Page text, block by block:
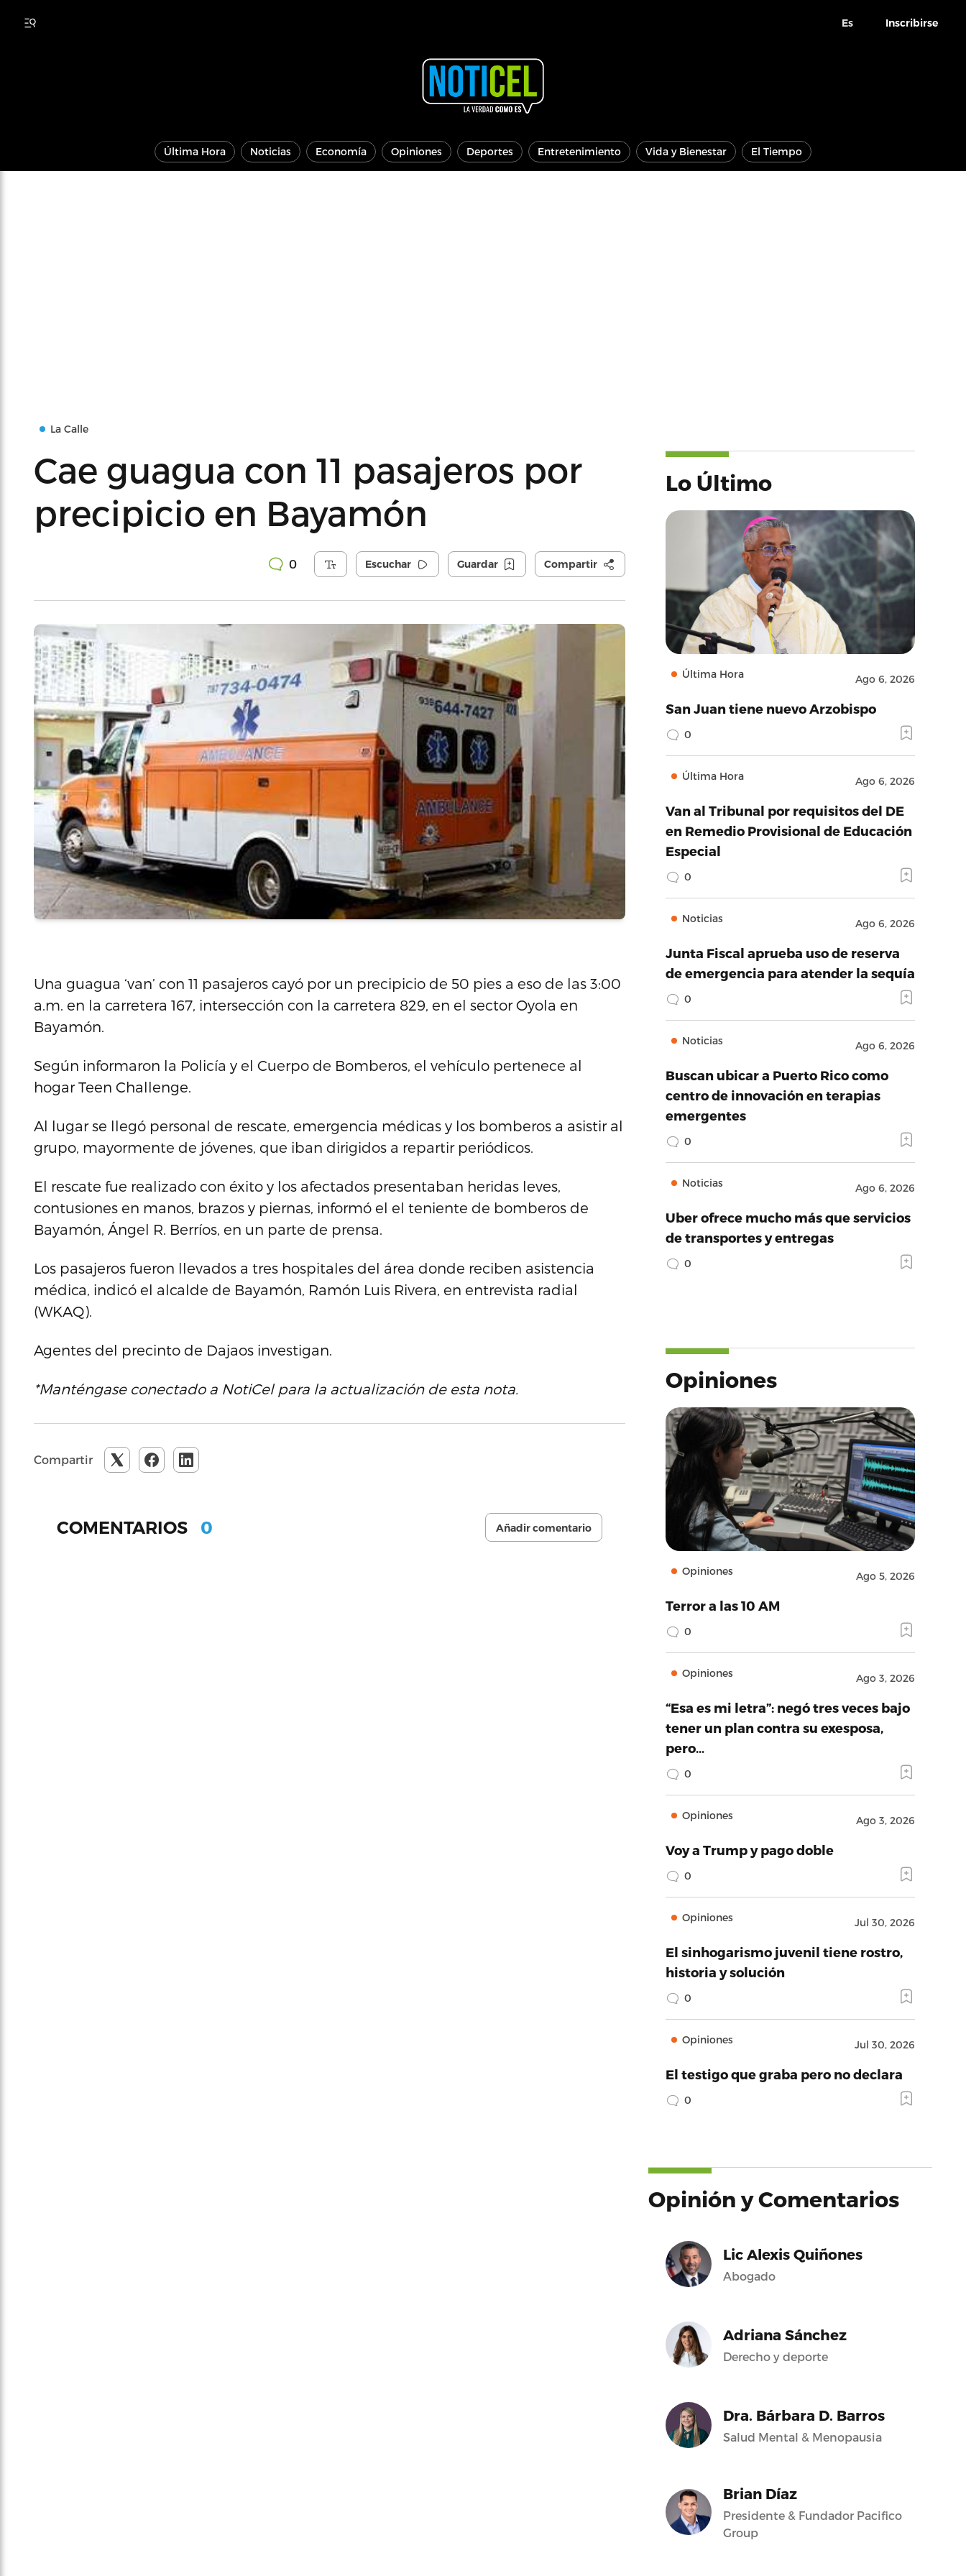
Es Inscribirse
Última Hora Noticias Economía Opiniones Deportes Entretenimiento Vida y Bienestar El Tiempo
La Calle
Cae guagua con 11 pasajeros por
precipicio en Bayamón
0 Escuchar Guardar Compartir
Una guagua ‘van’ con 11 pasajeros cayó por un precipicio de 50 pies a eso de las 3:00
a.m. en la carretera 167, intersección con la carretera 829, en el sector Oyola en
Bayamón.
Según informaron la Policía y el Cuerpo de Bomberos, el vehículo pertenece al
hogar Teen Challenge.
Al lugar se llegó personal de rescate, emergencia médicas y los bomberos a asistir al
grupo, mayormente de jóvenes, que iban dirigidos a repartir periódicos.
El rescate fue realizado con éxito y los afectados presentaban heridas leves,
contusiones en manos, brazos y piernas, informó el el teniente de bomberos de
Bayamón, Ángel R. Berríos, en un parte de prensa.
Los pasajeros fueron llevados a tres hospitales del área donde reciben asistencia
médica, indicó el alcalde de Bayamón, Ramón Luis Rivera, en entrevista radial
(WKAQ).
Agentes del precinto de Dajaos investigan.
*Manténgase conectado a NotiCel para la actualización de esta nota.
Compartir
COMENTARIOS 0 Añadir comentario
Lo Último
Última Hora Ago 6, 2026
San Juan tiene nuevo Arzobispo
0
Última Hora Ago 6, 2026
Van al Tribunal por requisitos del DE
en Remedio Provisional de Educación
Especial
0
Noticias Ago 6, 2026
Junta Fiscal aprueba uso de reserva
de emergencia para atender la sequía
0
Noticias Ago 6, 2026
Buscan ubicar a Puerto Rico como
centro de innovación en terapias
emergentes
0
Noticias Ago 6, 2026
Uber ofrece mucho más que servicios
de transportes y entregas
0
Opiniones
Opiniones Ago 5, 2026
Terror a las 10 AM
0
Opiniones Ago 3, 2026
“Esa es mi letra”: negó tres veces bajo
tener un plan contra su exesposa,
pero…
0
Opiniones Ago 3, 2026
Voy a Trump y pago doble
0
Opiniones Jul 30, 2026
El sinhogarismo juvenil tiene rostro,
historia y solución
0
Opiniones Jul 30, 2026
El testigo que graba pero no declara
0
Opinión y Comentarios
Lic Alexis Quiñones
Abogado
Adriana Sánchez
Derecho y deporte
Dra. Bárbara D. Barros
Salud Mental & Menopausia
Brian Díaz
Presidente & Fundador Pacifico
Group